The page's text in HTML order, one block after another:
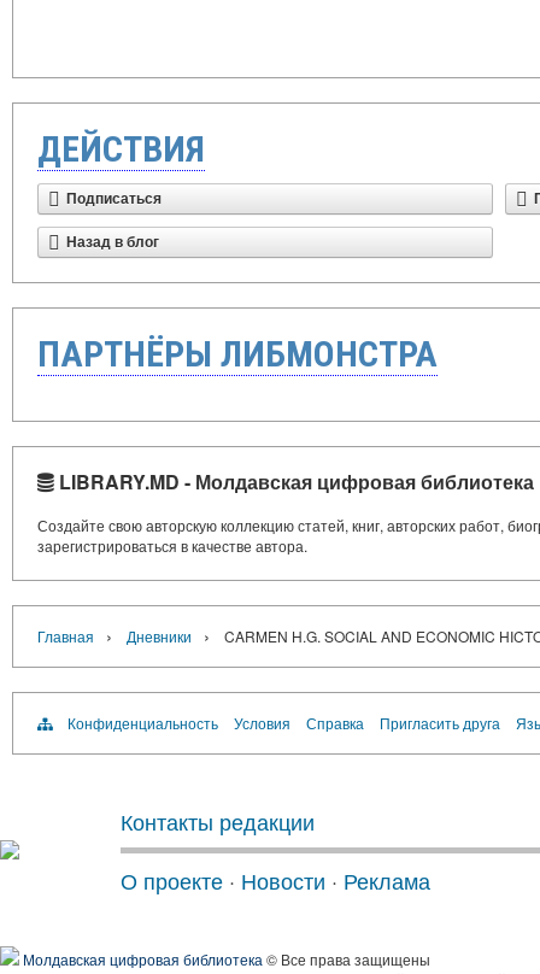
ДЕЙСТВИЯ
Подписаться
Назад в блог
ПАРТНЁРЫ ЛИБМОНСТРА
LIBRARY.MD - Молдавская цифровая библиотека
Создайте свою авторскую коллекцию статей, книг, авторских работ,
зарегистрироваться в качестве автора.
Главная › Дневники › CARMEN H.G. SOCIAL AND ECONOMIC
Конфиденциальность Условия Справка Пригласить друга
Контакты редакции
О проекте · Новости · Реклама
Молдавская цифровая библиотека © Все права защищены